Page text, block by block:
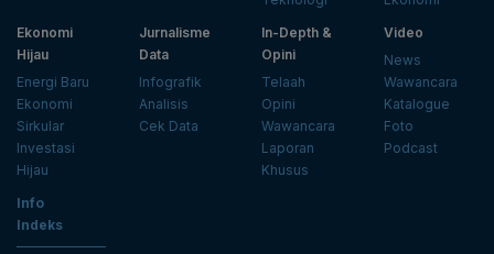
Ekonomi
Hijau
Energi Baru
Ekonomi
Sirkular
Investasi
Hijau
Jurnalisme
Data
Infografik
Analisis
Cek Data
In-Depth &
Opini
Telaah
Opini
Wawancara
Laporan
Khusus
Video
News
Wawancara
Katalogue
Foto
Podcast
Info
Indeks